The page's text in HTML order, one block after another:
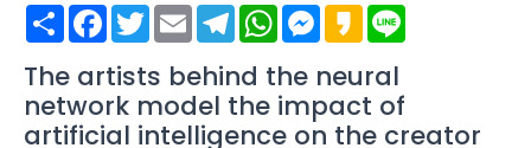
S
h
r
e
F
a
e
b
o
o
T
w
t
t
e
r
E
m
i
l
T
e
e
g
r
a
W
h
t
s
A
p
M
e
s
e
n
g
K
a
a
o
The artists behind the neural
network model the impact of
artificial intelligence on the creator